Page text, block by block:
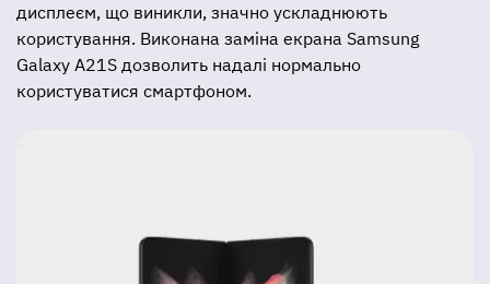
дисплеєм, що виникли, значно ускладнюють
користування. Виконана заміна екрана Samsung
Galaxy A21S дозволить надалі нормально
користуватися смартфоном.